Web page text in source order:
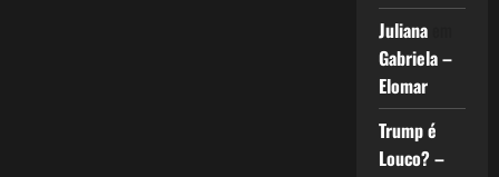
Julianaem
Gabriela –
Elomar
Trump é
Louco? –